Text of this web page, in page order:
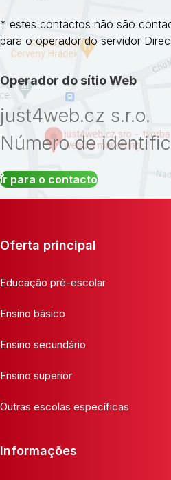
* estes contactos não são
para o operador do servidor
Operador do sítio Web
just4web.cz s.r.o.
Número de
Ir para o contacto
Oferta principal
Educação pré-escolar
Ensino básico
Ensino secundário
Ensino superior
Outras escolas específicas
Informações